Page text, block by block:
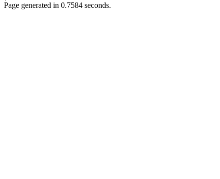
Page generated in 0.7584 seconds.